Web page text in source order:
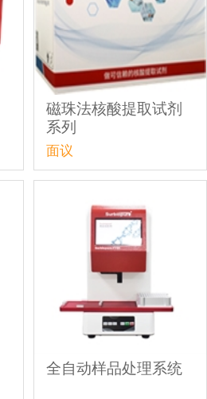
磁珠法核酸提取试剂
系列
面议
全自动样品处理系统